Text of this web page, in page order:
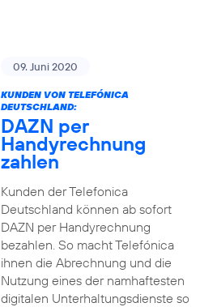
09. Juni 2020
KUNDEN VON TELEFÓNICA
DEUTSCHLAND:
DAZN per
Handyrechnung
zahlen
Kunden der Telefonica
Deutschland können ab sofort
DAZN per Handyrechnung
bezahlen. So macht Telefónica
ihnen die Abrechnung und die
Nutzung eines der namhaftesten
digitalen Unterhaltungsdienste so